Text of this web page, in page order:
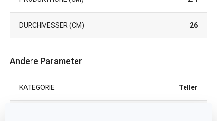
DURCHMESSER (CM) 26
Andere Parameter
KATEGORIE Teller